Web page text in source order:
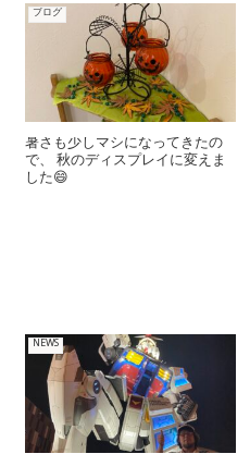
ブログ
暑さも少しマシになってきたの
で、 秋のディスプレイに変えま
した😄
NEWS